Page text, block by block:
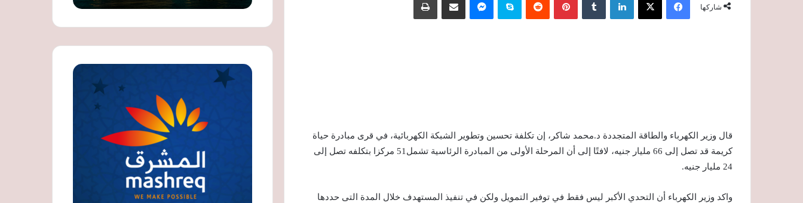
شاركها
قال وزير الكهرباء والطاقة المتجددة د.محمد شاكر، إن تكلفة تحسين وتطوير الشبكة الكهربائية، في قرى مبادرة حياة
كريمة قد تصل إلى 66 مليار جنيه، لافتًا إلى أن المرحلة الأولى من المبادرة الرئاسية تشمل51 مركزا بتكلفه تصل إلى
24 مليار جنيه.
واكد وزير الكهرباء أن التحدي الأكبر ليس فقط في توفير التمويل ولكن في تنفيذ المستهدف خلال المدة التى حددها